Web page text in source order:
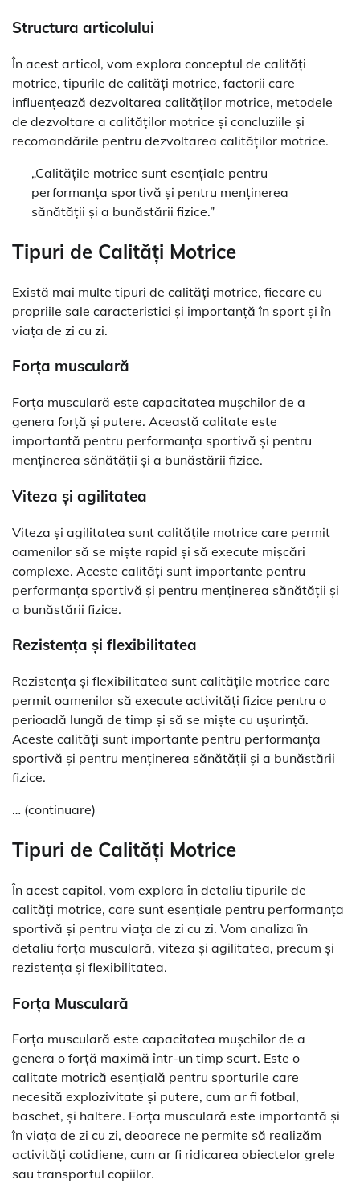
Structura articolului
În acest articol, vom explora conceptul de calități
motrice, tipurile de calități motrice, factorii care
influențează dezvoltarea calităților motrice, metodele
de dezvoltare a calităților motrice și concluziile și
recomandările pentru dezvoltarea calităților motrice.
„Calitățile motrice sunt esențiale pentru
performanța sportivă și pentru menținerea
sănătății și a bunăstării fizice.”
Tipuri de Calități Motrice
Există mai multe tipuri de calități motrice, fiecare cu
propriile sale caracteristici și importanță în sport și în
viața de zi cu zi.
Forța musculară
Forța musculară este capacitatea mușchilor de a
genera forță și putere. Această calitate este
importantă pentru performanța sportivă și pentru
menținerea sănătății și a bunăstării fizice.
Viteza și agilitatea
Viteza și agilitatea sunt calitățile motrice care permit
oamenilor să se miște rapid și să execute mișcări
complexe. Aceste calități sunt importante pentru
performanța sportivă și pentru menținerea sănătății și
a bunăstării fizice.
Rezistența și flexibilitatea
Rezistența și flexibilitatea sunt calitățile motrice care
permit oamenilor să execute activități fizice pentru o
perioadă lungă de timp și să se miște cu ușurință.
Aceste calități sunt importante pentru performanța
sportivă și pentru menținerea sănătății și a bunăstării
fizice.
… (continuare)
Tipuri de Calități Motrice
În acest capitol, vom explora în detaliu tipurile de
calități motrice, care sunt esențiale pentru performanța
sportivă și pentru viața de zi cu zi. Vom analiza în
detaliu forța musculară, viteza și agilitatea, precum și
rezistența și flexibilitatea.
Forța Musculară
Forța musculară este capacitatea mușchilor de a
genera o forță maximă într-un timp scurt. Este o
calitate motrică esențială pentru sporturile care
necesită explozivitate și putere, cum ar fi fotbal,
baschet, și haltere. Forța musculară este importantă și
în viața de zi cu zi, deoarece ne permite să realizăm
activități cotidiene, cum ar fi ridicarea obiectelor grele
sau transportul copiilor.